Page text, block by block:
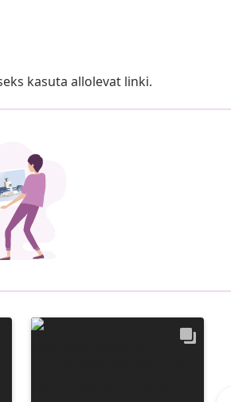
kasuta allolevat linki.